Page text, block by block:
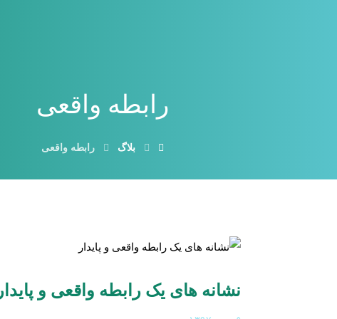
رابطه واقعی
بلاگ رابطه واقعی
نشانه های یک رابطه واقعی و پایدار